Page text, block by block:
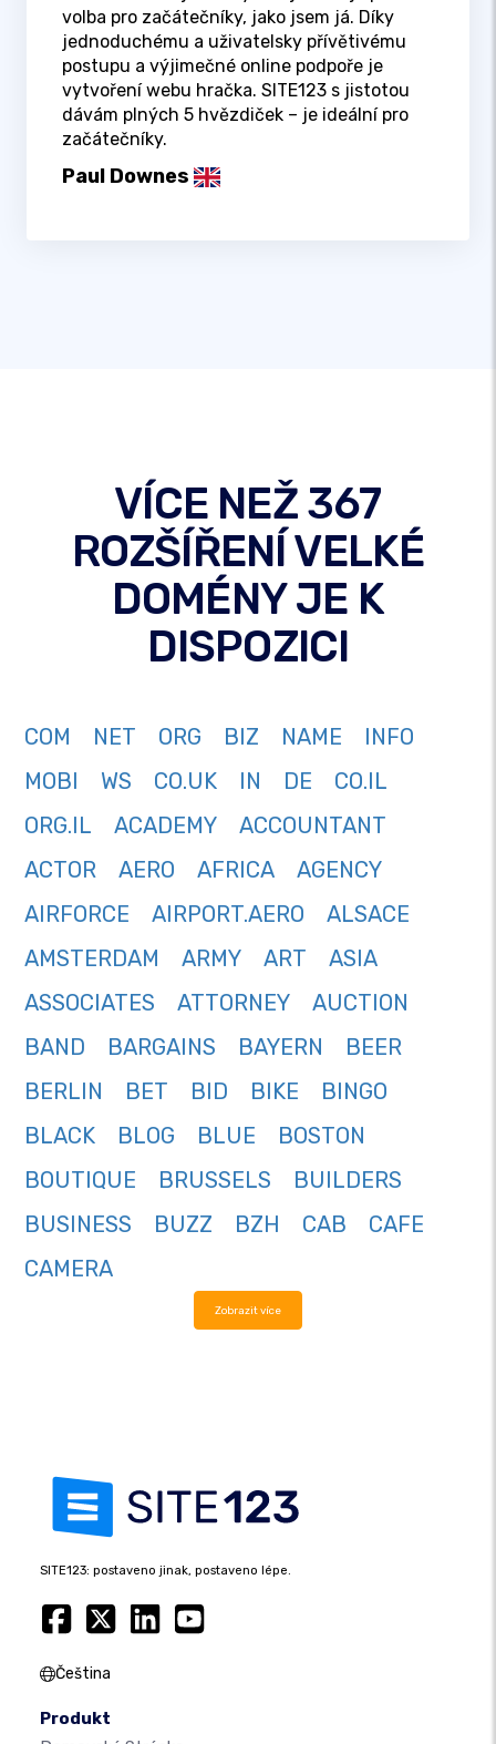
volba pro začátečníky, jako jsem já. Díky
jednoduchému a uživatelsky přívětivému
postupu a výjimečné online podpoře je
vytvoření webu hračka. SITE123 s jistotou
dávám plných 5 hvězdiček – je ideální pro
začátečníky.
Paul Downes
VÍCE NEŽ 367
ROZŠÍŘENÍ VELKÉ
DOMÉNY JE K
DISPOZICI
COM NET ORG BIZ NAME
INFO
MOBI
WS CO.UK IN DE
CO.IL
ORG.IL
ACADEMY
ACCOUNTANT
ACTOR
AERO AFRICA
AGENCY
AIRFORCE
AIRPORT.AERO
ALSACE
AMSTERDAM
ARMY ART
ASIA
ASSOCIATES
ATTORNEY
AUCTION
BAND
BARGAINS BAYERN
BEER
BERLIN
BET BID BIKE
BINGO
BLACK
BLOG BLUE
BOSTON
BOUTIQUE
BRUSSELS
BUILDERS
BUSINESS
BUZZ BZH CAB
CAFE
CAMERA
Zobrazit více
SITE123: postaveno jinak, postaveno lépe.
Čeština
Produkt